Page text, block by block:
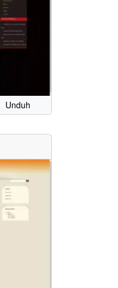
Unduh